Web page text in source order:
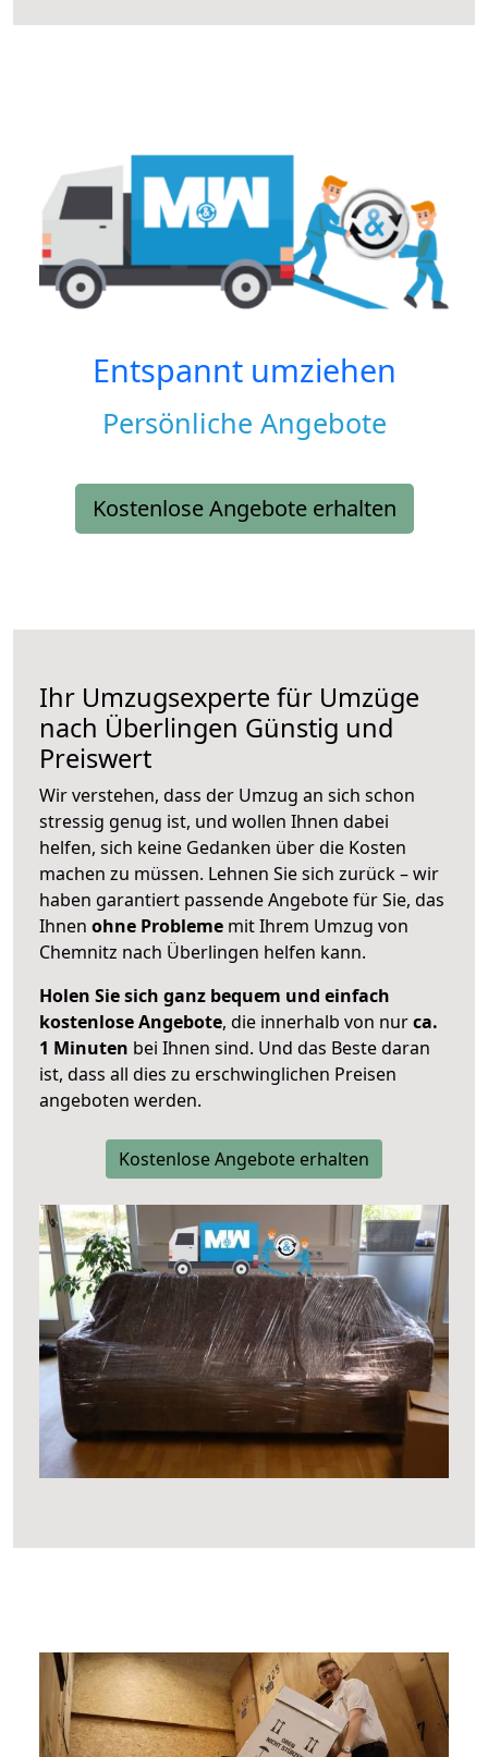
Entspannt umziehen
Persönliche Angebote
Kostenlose Angebote erhalten
Ihr Umzugsexperte für Umzüge
nach Überlingen Günstig und
Preiswert
Wir verstehen, dass der Umzug an sich schon
stressig genug ist, und wollen Ihnen dabei
helfen, sich keine Gedanken über die Kosten
machen zu müssen. Lehnen Sie sich zurück – wir
haben garantiert passende Angebote für Sie, das
Ihnen ohne Probleme mit Ihrem Umzug von
Chemnitz nach Überlingen helfen kann.
Holen Sie sich ganz bequem und einfach
kostenlose Angebote, die innerhalb von nurca.
1 Minuten bei Ihnen sind. Und das Beste daran
ist, dass all dies zu erschwinglichen Preisen
angeboten werden.
Kostenlose Angebote erhalten